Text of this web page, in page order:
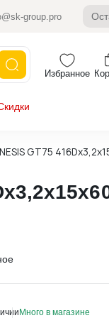
group.pro
Избранное
GT75
Много в магазине